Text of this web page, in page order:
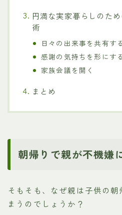
円満な実家暮らしのた
術
日々の出来事を共有する
感謝の気持ちを形にする
家族会議を開く
まとめ
朝帰りで親が不機嫌
そもそも、なぜ親は子供の
まうのでしょうか？